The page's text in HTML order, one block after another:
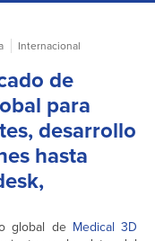
Internacional
de
para
desarrollo
hasta
global de Medical 3D